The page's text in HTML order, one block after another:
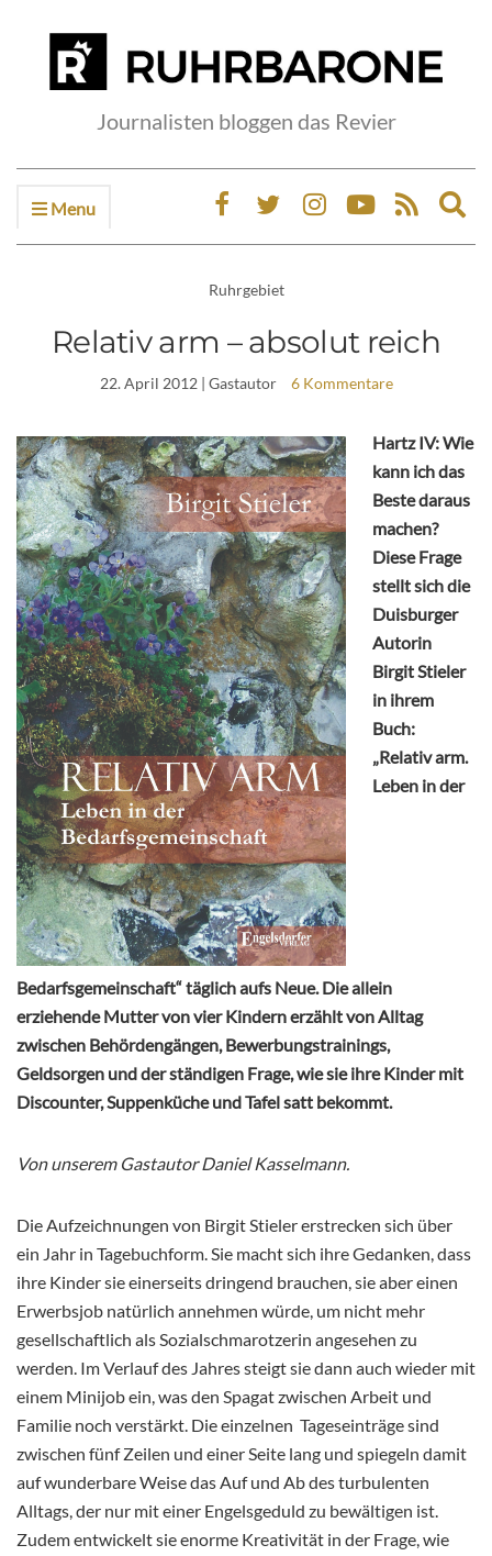
Journalisten bloggen das Revier
Menu
Ruhrgebiet
Relativ arm – absolut reich
22. April 2012| Gastautor 6 Kommentare
Hartz IV: Wie
kann ich das
Beste daraus
machen?
Diese Frage
stellt sich die
Duisburger
Autorin
Birgit Stieler
in ihrem
Buch:
„Relativ arm.
Leben in der
Bedarfsgemeinschaft“ täglich aufs Neue. Die allein
erziehende Mutter von vier Kindern erzählt von Alltag
zwischen Behördengängen, Bewerbungstrainings,
Geldsorgen und der ständigen Frage, wie sie ihre Kinder mit
Discounter, Suppenküche und Tafel satt bekommt.
Von unserem Gastautor Daniel Kasselmann.
Die Aufzeichnungen von Birgit Stieler erstrecken sich über
ein Jahr in Tagebuchform. Sie macht sich ihre Gedanken, dass
ihre Kinder sie einerseits dringend brauchen, sie aber einen
Erwerbsjob natürlich annehmen würde, um nicht mehr
gesellschaftlich als Sozialschmarotzerin angesehen zu
werden. Im Verlauf des Jahres steigt sie dann auch wieder mit
einem Minijob ein, was den Spagat zwischen Arbeit und
Familie noch verstärkt. Die einzelnen Tageseinträge sind
zwischen fünf Zeilen und einer Seite lang und spiegeln damit
auf wunderbare Weise das Auf und Ab des turbulenten
Alltags, der nur mit einer Engelsgeduld zu bewältigen ist.
Zudem entwickelt sie enorme Kreativität in der Frage, wie